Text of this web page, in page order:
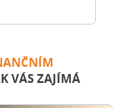
institucemi.
VÁS ZAJÍMÁ